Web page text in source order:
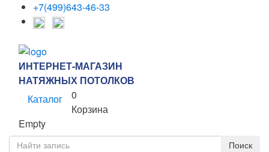
+7(499)643-46-33
ИНТЕРНЕТ-МАГАЗИН
НАТЯЖНЫХ ПОТОЛКОВ
Каталог
0
Корзина
Empty